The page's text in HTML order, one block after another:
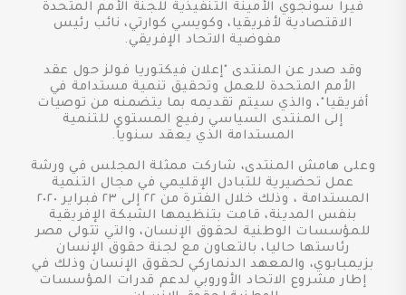
فيرا سونجوي الأمينة التنفيذية للجنة الأمم المتحدة
الاقتصادية لأفريقيا، وكويسي كوارتي، نائب رئيس
مفوضية الاتحاد الإفريقي.
وقد صدر عن المنتدى "إعلان فيكتوريا فولز حول عقد
الأمم المتحدة للعمل وتحقيق تنمية مستدامة في
أفريقيا"، والذي سيتم تقديمه بما يتضمنه من توصيات
إلى المنتدى السياسي رفيع المستوى للتنمية
المستدامة الذي يعقد سنوياً.
وعلى هامش المنتدى، شاركت ممثلة المجلس في ورشة
عمل تحضيرية للتبادل الإقليمي في مجال التنمية
المستدامة ، وذلك خلال الفترة من ٢٢ إلى ٢٣ فبراير ٢٠٢٠
بنفس المدينة، قامت بتنظيمها الشبكة الإفريقية
للمؤسسات الوطنية لحقوق الإنسان، والتي تتولى مصر
رئاستها حاليا، بالتعاون مع لجنة حقوق الإنسان
بزيمبابوي، والمعهد الدنماركي لحقوق الإنسان وذلك في
إطار مشروع الاتحاد الأوروبي لدعم قدرات المؤسسات